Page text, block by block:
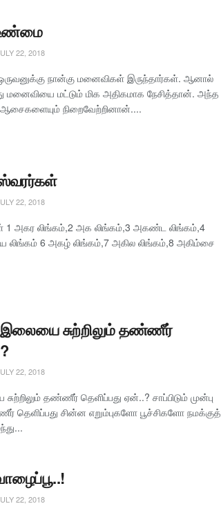
22, 2018
நான்கு மனைவிகள் இருந்தார்கள். ஆனால்
மட்டும் மிக அதிகமாக நேசித்தான். அந்த
நிறைவேற்றினான்....
22, 2018
1 அகர லிங்கம்,2 அக லிங்கம்,3 அகண்ட லிங்கம்,4
லிங்கம் 6 அகழ் லிங்கம்,7 அகில லிங்கம்,8 அகிம்சை
இலையை சுற்றிலும் தண்ணீர்
22, 2018
சுற்றிலும் தண்ணீர் தெளிப்பது ஏன்..? சாப்பிடும் முன்பு
தெளிப்பது சின்ன எறும்புகளோ பூச்சிகளோ நமக்குத்
22, 2018